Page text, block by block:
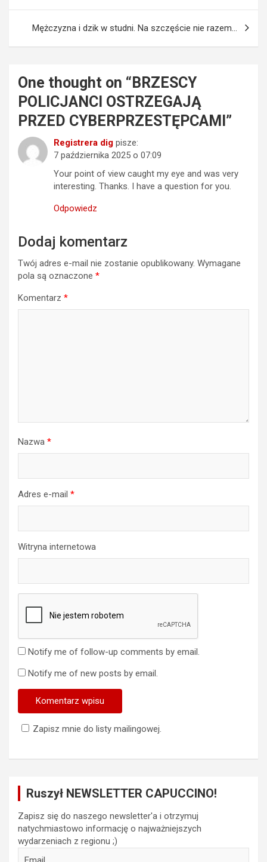
Mężczyzna i dzik w studni. Na szczęście nie razem…
One thought on “BRZESCY
POLICJANCI OSTRZEGAJĄ
PRZED CYBERPRZESTĘPCAMI”
Registrera dig pisze:
7 października 2025 o 07:09
Your point of view caught my eye and was very
interesting. Thanks. I have a question for you.
Odpowiedz
Dodaj komentarz
Twój adres e-mail nie zostanie opublikowany. Wymagane
pola są oznaczone *
Komentarz *
Nazwa *
Adres e-mail *
Witryna internetowa
Notify me of follow-up comments by email.
Notify me of new posts by email.
Zapisz mnie do listy mailingowej.
Ruszył NEWSLETTER CAPUCCINO!
Zapisz się do naszego newsletter'a i otrzymuj
natychmiastowo informację o najważniejszych
wydarzeniach z regionu ;)